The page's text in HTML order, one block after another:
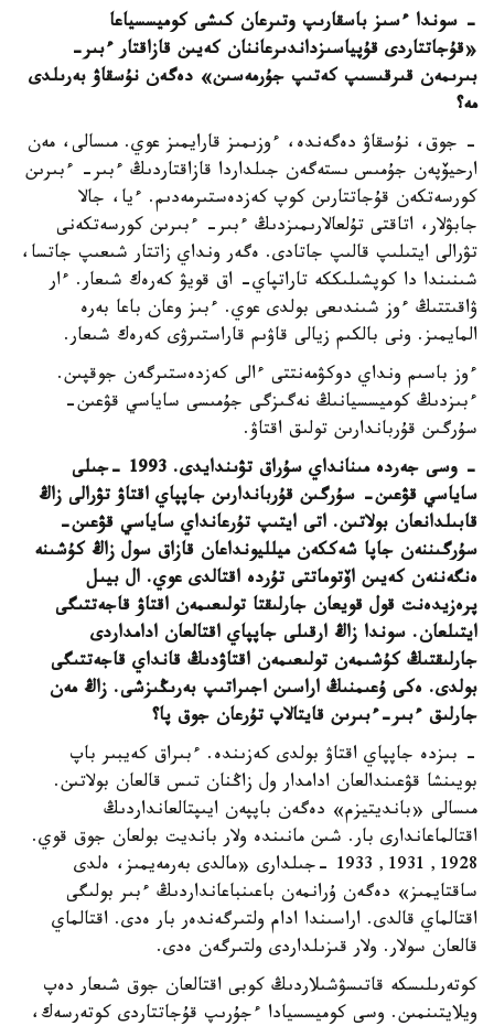
- سوندا ءسىز باسقارىپ وتىرعان كىشى كوميسسياعا
«قۇجاتتاردى قۇپياسىزداندىرعاننان كەيىن قازاقتار ءبىر-
بىرىمەن قىرقىسىپ كەتىپ جۇرمەسىن» دەگەن نۇسقاۋ بەرىلدى
مە؟
- جوق، نۇسقاۋ دەگەندە، ءوزىمىز قارايمىز عوي. مىسالى، مەن
ارحيۆپەن جۇمىس ىستەگەن جىلداردا قازاقتاردىڭ ءبىر- ءبىرىن
كورسەتكەن قۇجاتتارىن كوپ كەزدەستىرمەدىم. ءيا، جالا
جابۋلار، اتاقتى تۇلعالارىمىزدىڭ ءبىر- ءبىرىن كورسەتكەنى
تۋرالى ايتىلىپ قالىپ جاتادى. ەگەر ونداي زاتتار شىعىپ جاتسا،
شىنىندا دا كوپشىلىككە تاراتپاي- اق قويۋ كەرەك شىعار. ءار
ۋاقىتتىڭ ءوز شىندىعى بولدى عوي. ءبىز وعان باعا بەرە
المايمىز. ونى بالكىم زيالى قاۋىم قاراستىرۋى كەرەك شىعار.
ءوز باسىم ونداي دوكۋمەنتتى ءالى كەزدەستىرگەن جوقپىن.
ءبىزدىڭ كوميسسيانىڭ نەگىزگى جۇمىسى ساياسي قۋعىن-
سۇرگىن قۇرباندارىن تولىق اقتاۋ.
- وسى جەردە مىنانداي سۇراق تۋىندايدى. 1993 -جىلى
ساياسي قۋعىن- سۇرگىن قۇرباندارىن جاپپاي اقتاۋ تۋرالى زاڭ
قابىلدانعان بولاتىن. اتى ايتىپ تۇرعانداي ساياسي قۋعىن-
سۇرگىننەن جاپا شەككەن ميلليونداعان قازاق سول زاڭ كۇشىنە
ەنگەننەن كەيىن اۆتوماتتى تۇردە اقتالدى عوي. ال بيىل
پرەزيدەنت قول قويعان جارلىقتا تولىعىمەن اقتاۋ قاجەتتىگى
ايتىلعان. سوندا زاڭ ارقىلى جاپپاي اقتالعان ادامداردى
جارلىقتىڭ كۇشىمەن تولىعىمەن اقتاۋدىڭ قانداي قاجەتتىگى
بولدى. ەكى ۇعىمنىڭ اراسىن اجىراتىپ بەرىڭىزشى. زاڭ مەن
جارلىق ءبىر-ءبىرىن قايتالاپ تۇرعان جوق پا؟
- بىزدە جاپپاي اقتاۋ بولدى كەزىندە. ءبىراق كەيبىر باپ
بويىنشا قۋعىندالعان ادامدار ول زاڭنان تىس قالعان بولاتىن.
مىسالى «بانديتيزم» دەگەن باپپەن ايىپتالعانداردىڭ
اقتالماعاندارى بار. شىن مانىندە ولار بانديت بولعان جوق قوي.
1928, 1931, 1933 -جىلدارى «مالدى بەرمەيمىز، ەلدى
ساقتايمىز» دەگەن ۇرانمەن باعىنباعانداردىڭ ءبىر بولىگى
اقتالماي قالدى. اراسىندا ادام ولتىرگەندەر بار ەدى. اقتالماي
قالعان سولار. ولار قىزىلداردى ولتىرگەن ەدى.
كوتەرىلىسكە قاتىسۋشىلاردىڭ كوبى اقتالعان جوق شىعار دەپ
ويلايتىنمىن. وسى كوميسسيادا ءجۇرىپ قۇجاتتاردى كوتەرسەك،